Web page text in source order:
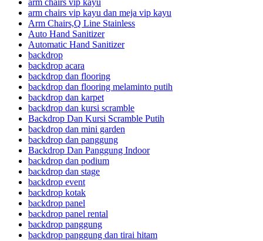
arm chairs vip kayu dan meja vip kayu
Arm Chairs,Q Line Stainless
Auto Hand Sanitizer
Automatic Hand Sanitizer
backdrop
backdrop acara
backdrop dan flooring
backdrop dan flooring melaminto putih
backdrop dan karpet
backdrop dan kursi scramble
Backdrop Dan Kursi Scramble Putih
backdrop dan mini garden
backdrop dan panggung
Backdrop Dan Panggung Indoor
backdrop dan podium
backdrop dan stage
backdrop event
backdrop kotak
backdrop panel
backdrop panel rental
backdrop panggung
backdrop panggung dan tirai hitam